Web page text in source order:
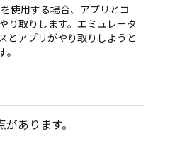
使用する場合、アプリとコ
り取りします。エミュレータ
とアプリがやり取りしようと
あります。